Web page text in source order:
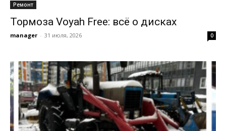
Ремонт
Тормоза Voyah Free: всё о дисках
manager - 31 июля, 2026 0